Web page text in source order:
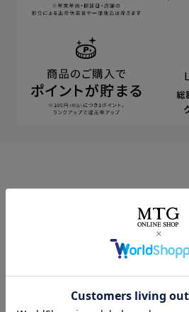
カスタマーサポ
商品やご注文に関する不明点などは以
さい。